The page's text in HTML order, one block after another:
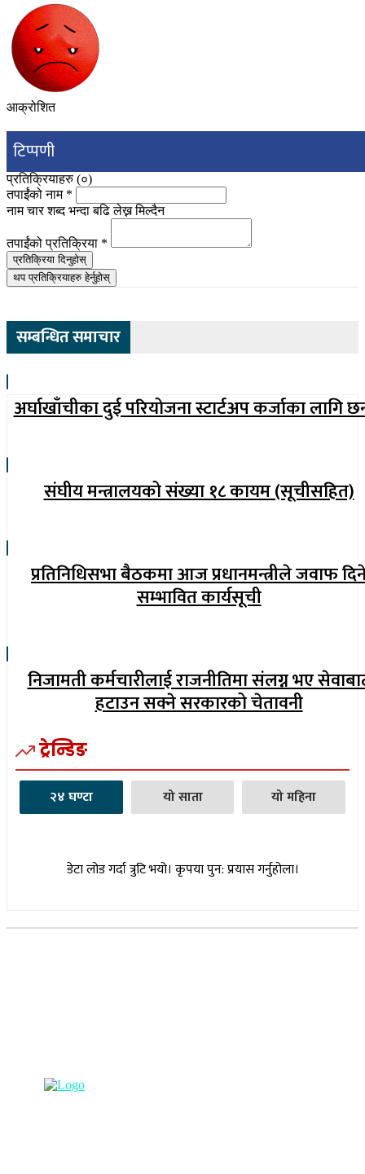
आक्रोशित
टिप्पणी
प्रतिक्रियाहरु (०)
तपाईंको नाम *
नाम चार शब्द भन्दा बढि लेख्न मिल्दैन
तपाईंको प्रतिक्रिया *
प्रतिक्रिया दिनुहोस्
थप प्रतिक्रियाहरु हेर्नुहोस्
सम्बन्धित समाचार
अर्घाखाँचीका दुई परियोजना स्टार्टअप कर्जाका लागि
संघीय मन्त्रालयको संख्या १८ कायम (सूचीसहित)
प्रतिनिधिसभा बैठकमा आज प्रधानमन्त्रीले जवाफ
सम्भावित कार्यसूची
निजामती कर्मचारीलाई राजनीतिमा संलग्न भए
हटाउन सक्ने सरकारको चेतावनी
ट्रेन्डिङ
२४ घण्टा यो साता यो महिना
डेटा लोड गर्दा त्रुटि भयो। कृपया पुन: प्रयास गर्नुहोला।